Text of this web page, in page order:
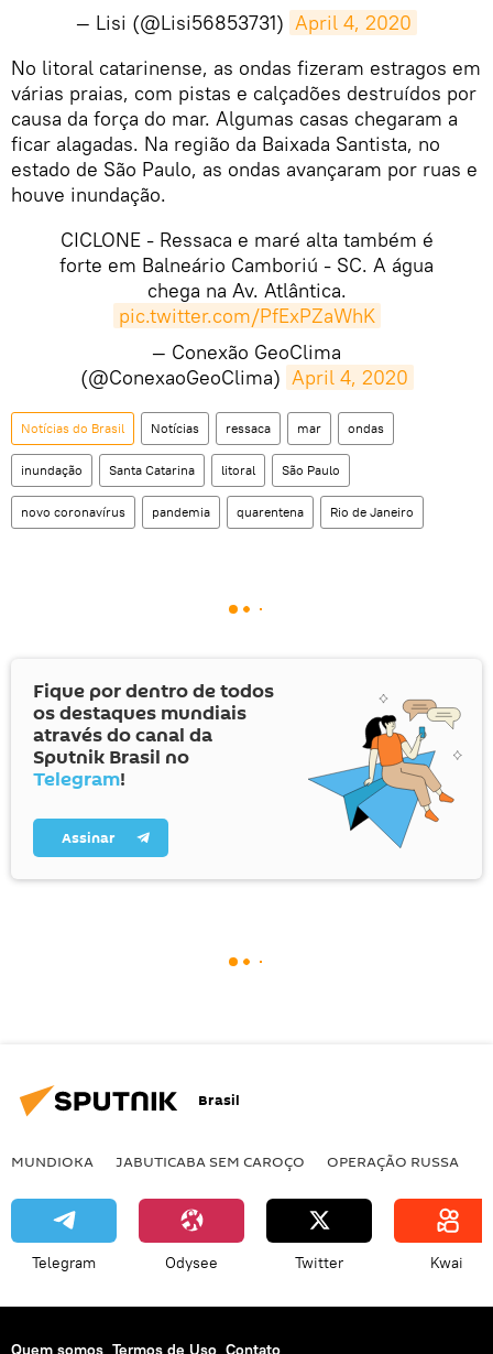
— Lisi (@Lisi56853731) April 4, 2020
​No litoral catarinense, as ondas fizeram estragos em
várias praias, com pistas e calçadões destruídos por
causa da força do mar. Algumas casas chegaram a
ficar alagadas. Na região da Baixada Santista, no
estado de São Paulo, as ondas avançaram por ruas e
houve inundação.
CICLONE - Ressaca e maré alta também é
forte em Balneário Camboriú - SC. A água
chega na Av. Atlântica.
pic.twitter.com/PfExPZaWhK
— Conexão GeoClima
(@ConexaoGeoClima) April 4, 2020
Notícias do Brasil Notícias ressaca mar ondas
inundação Santa Catarina litoral São Paulo
novo coronavírus pandemia quarentena Rio de Janeiro
Fique por dentro de todos
os destaques mundiais
através do canal da
Sputnik Brasil no
Telegram!
Assinar
Brasil
MUNDIOKA JABUTICABA SEM CAROÇO OPERAÇÃO RUSSA
Telegram Odysee Twitter Kwai
Quem somos Termos de Uso Contato